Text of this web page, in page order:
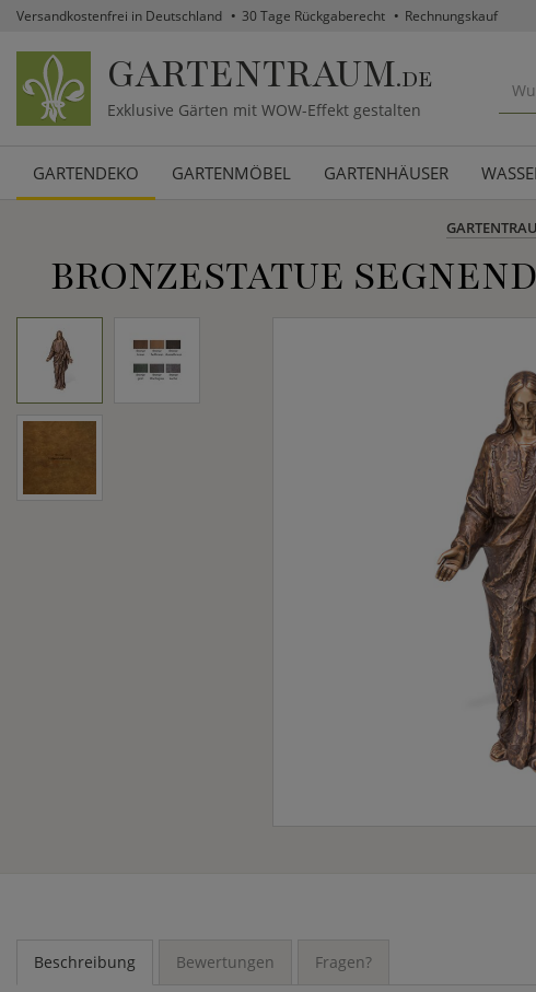
Versandkostenfrei in Deutschland 30 Tage Rückgaberecht Rechnungskauf
GARTENTRAUM.DE
Exklusive Gärten mit WOW-Effekt gestalten
GARTENDEKO GARTENMÖBEL GARTENHÄUSER
BRONZESTATUE
Beschreibung Bewertungen Fragen?